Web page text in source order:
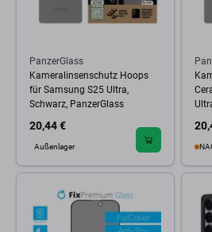
PanzerGlass
Kameralinsenschutz Hoops
für Samsung S25 Ultra,
Schwarz, PanzerGlass
20,44 €
Außenlager